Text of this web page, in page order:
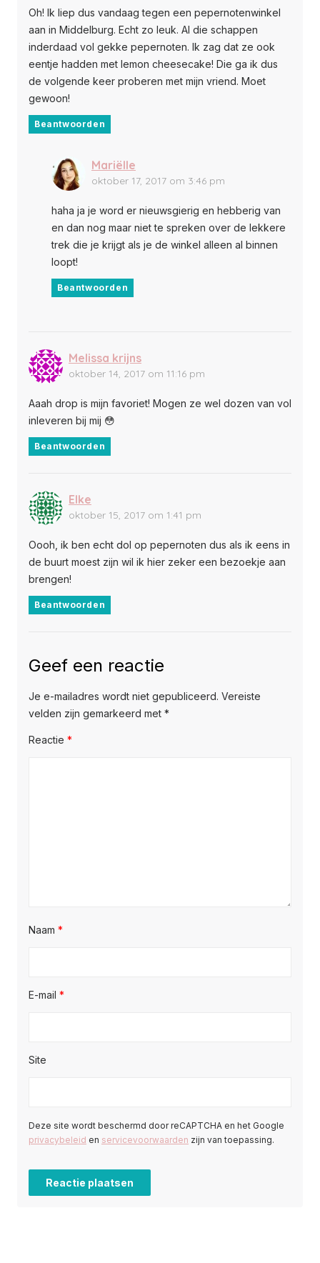
Oh! Ik liep dus vandaag tegen een pepernotenwinkel
aan in Middelburg. Echt zo leuk. Al die schappen
inderdaad vol gekke pepernoten. Ik zag dat ze ook
eentje hadden met lemon cheesecake! Die ga ik dus
de volgende keer proberen met mijn vriend. Moet
gewoon!
Beantwoorden
Mariëlle
oktober 17, 2017 om 3:46 pm
haha ja je word er nieuwsgierig en hebberig van
en dan nog maar niet te spreken over de lekkere
trek die je krijgt als je de winkel alleen al binnen
loopt!
Beantwoorden
Melissa krijns
oktober 14, 2017 om 11:16 pm
Aaah drop is mijn favoriet! Mogen ze wel dozen van vol
inleveren bij mij 😳
Beantwoorden
Elke
oktober 15, 2017 om 1:41 pm
Oooh, ik ben echt dol op pepernoten dus als ik eens in
de buurt moest zijn wil ik hier zeker een bezoekje aan
brengen!
Beantwoorden
Geef een reactie
Je e-mailadres wordt niet gepubliceerd. Vereiste
velden zijn gemarkeerd met *
Reactie *
Naam *
E-mail *
Site
Deze site wordt beschermd door reCAPTCHA en het Google
privacybeleid en servicevoorwaarden zijn van toepassing.